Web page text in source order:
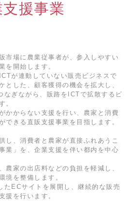
支援事業
市場に農業従事者が、参入しやすい
を開始します。
が連動していない販売ビジネスで
とした、顧客獲得の機会を拡大し、
なぎながら、販路をICTで拡散するビ
。
かからない支援を行い、農家と消費
できる直販支援事業を目指します。
し、消費者と農家が直接ふれあうこ
業」を、企業支援を伴い都内を中心
農家の出店料などの負担を軽減し、
境を整備します。
たECサイトを展開し、継続的な販売
援を行います。